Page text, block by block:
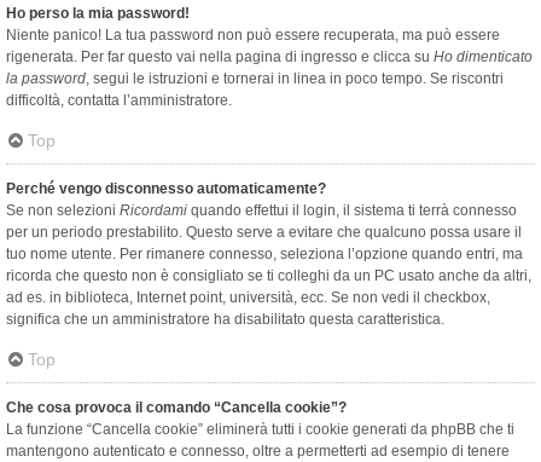
Ho perso la mia password!
Niente panico! La tua password non può essere recuperata, ma può essere
rigenerata. Per far questo vai nella pagina di ingresso e clicca su Ho dimenticato
la password, segui le istruzioni e tornerai in linea in poco tempo. Se riscontri
difficoltà, contatta l’amministratore.
Top
Perché vengo disconnesso automaticamente?
Se non selezioni Ricordami quando effettui il login, il sistema ti terrà connesso
per un periodo prestabilito. Questo serve a evitare che qualcuno possa usare il
tuo nome utente. Per rimanere connesso, seleziona l’opzione quando entri, ma
ricorda che questo non è consigliato se ti colleghi da un PC usato anche da altri,
ad es. in biblioteca, Internet point, università, ecc. Se non vedi il checkbox,
significa che un amministratore ha disabilitato questa caratteristica.
Top
Che cosa provoca il comando “Cancella cookie”?
La funzione “Cancella cookie” eliminerà tutti i cookie generati da phpBB che ti
mantengono autenticato e connesso, oltre a permetterti ad esempio di tenere